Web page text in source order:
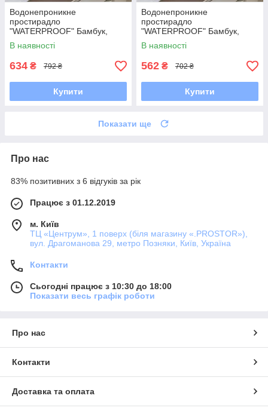
Водонепроникне
простирадло
"WATERPROOF" Бамбук,
140x200
В наявності
634 ₴ 792 ₴
Купити
Водонепроникне
простирадло
"WATERPROOF" Бамбук,
120x200
В наявності
562 ₴ 702 ₴
Купити
Показати ще
Про нас
83% позитивних з 6 відгуків за рік
Працює з 01.12.2019
м. Київ
ТЦ «Центрум», 1 поверх (біля магазину «.PROSTOR»),
вул. Драгоманова 29, метро Позняки, Київ, Україна
Контакти
Сьогодні працює з 10:30 до 18:00
Показати весь графік роботи
Про нас
Контакти
Доставка та оплата